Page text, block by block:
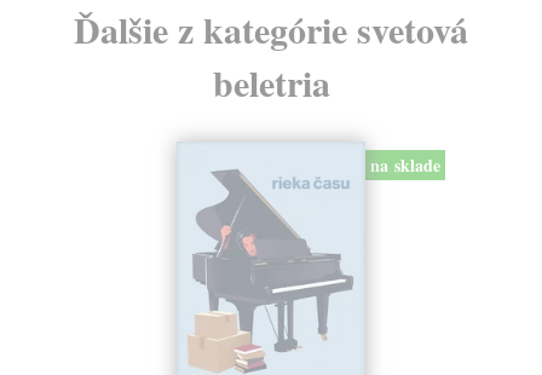
Ďalšie z kategórie svetová
beletria
na sklade